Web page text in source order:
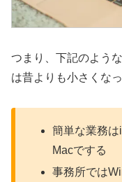
つまり、下記のよう
は昔よりも小さくなっ
簡単な業務
Macでする
事務所では